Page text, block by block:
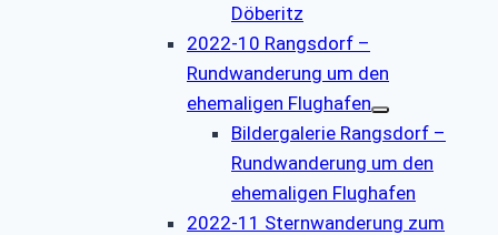
Döberitz
2022-10 Rangsdorf –
Rundwanderung um den
ehemaligen Flughafen
Bildergalerie Rangsdorf –
Rundwanderung um den
ehemaligen Flughafen
2022-11 Sternwanderung zum